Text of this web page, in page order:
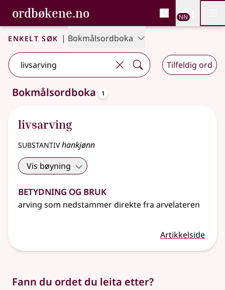
Gå til hovudinnhald
Tilgjenge
ordbøkene.no, Bokmålsordboka og
Bokmålsordboka og Nynorskordboka
NN
Enkelt søk | Bokmålsordboka
Tilfeldig ord
Eitt treff.Ytterlegare søkjeforslag tilgjengelege
Bokmålsordboka 1
livsarving
substantivhankjønn
Vis bøyning
Betydning og bruk
arving som nedstammer direkte fra arvelateren
Artikkelside
Fann du ordet du leita etter?